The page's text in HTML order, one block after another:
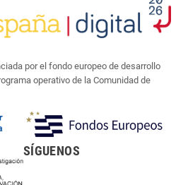
por el fondo europeo de desarrollo
operativo de la Comunidad de
SÍGUENOS